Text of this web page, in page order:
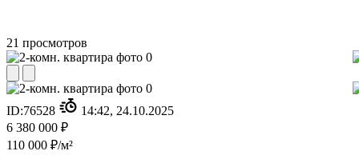
21 просмотров
ID:76528
14:42, 24.10.2025
6 380 000 ₽
110 000 ₽/м²